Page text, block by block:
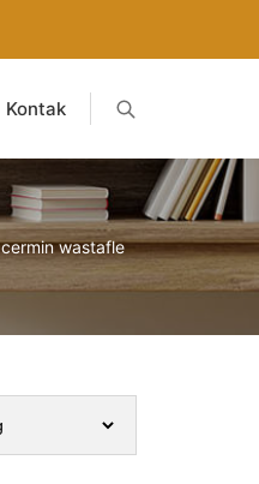
Kontak
cermin wastafle